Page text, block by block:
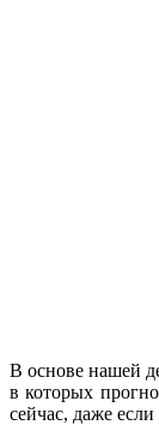
В основе нашей
в которых
сейчас, даже